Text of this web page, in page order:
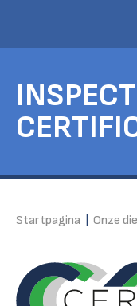
Startpagina Onze